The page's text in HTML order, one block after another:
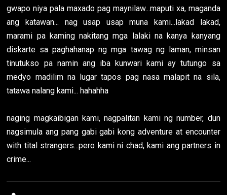
gwapo niya pala maxado pag maynilaw...maputi xa, maganda
ang katawan... nag usap usap muna kami...lakad lakad,
marami pa kaming nakitang mga lalaki na kanya kanyang
diskarte sa paghahanap ng mga tawag ng laman, minsan
tinutukso pa namin ang iba kunwari kami ay tutungo sa
medyo madilim na lugar tapos pag nasa malapit na sila,
tatawa nalang kami... hahahha
naging magkaibigan kami, nagpalitan kami ng number, dun
nagsimula ang pang gabi gabi kong adventure at encounter
with tital strangers...pero kami ni chad, kami ang partners in
crime...